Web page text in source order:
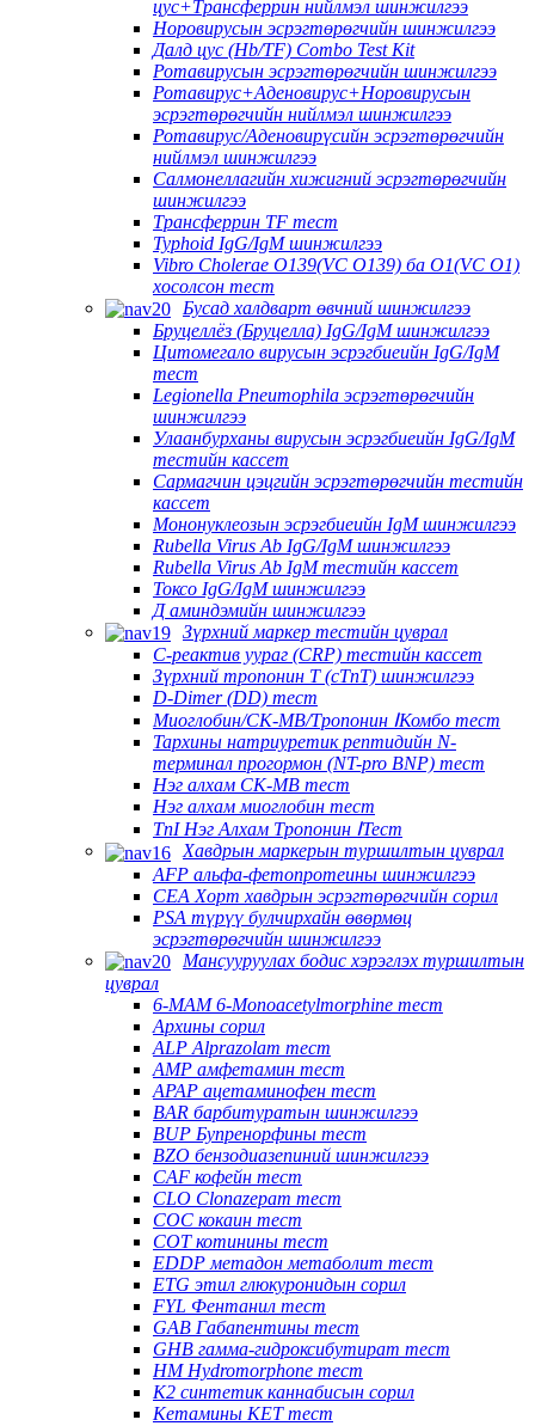
цус+Трансферрин нийлмэл шинжилгээ
Норовирусын эсрэгтөрөгчийн шинжилгээ
Далд цус (Hb/TF) Combo Test Kit
Ротавирусын эсрэгтөрөгчийн шинжилгээ
Ротавирус+Аденовирус+Норовирусын
эсрэгтөрөгчийн нийлмэл шинжилгээ
Ротавирус/Аденовирүсийн эсрэгтөрөгчийн
нийлмэл шинжилгээ
Салмонеллагийн хижигний эсрэгтөрөгчийн
шинжилгээ
Трансферрин TF тест
Typhoid IgG/IgM шинжилгээ
Vibro Cholerae O139(VC O139) ба O1(VC O1)
хосолсон тест
Бусад халдварт өвчний шинжилгээ
Бруцеллёз (Бруцелла) IgG/IgM шинжилгээ
Цитомегало вирусын эсрэгбиеийн IgG/IgM
тест
Legionella Pneumophila эсрэгтөрөгчийн
шинжилгээ
Улаанбурханы вирусын эсрэгбиеийн IgG/IgM
тестийн кассет
Сармагчин цэцгийн эсрэгтөрөгчийн тестийн
кассет
Мононуклеозын эсрэгбиеийн IgM шинжилгээ
Rubella Virus Ab IgG/IgM шинжилгээ
Rubella Virus Ab IgM тестийн кассет
Токсо IgG/IgM шинжилгээ
Д аминдэмийн шинжилгээ
Зүрхний маркер тестийн цуврал
C-реактив уураг (CRP) тестийн кассет
Зүрхний тропонин T (cTnT) шинжилгээ
D-Dimer (DD) тест
Миоглобин/CK-MB/Тропонин ⅠКомбо тест
Тархины натриуретик рептидийн N-
терминал прогормон (NT-pro BNP) тест
Нэг алхам CK-MB тест
Нэг алхам миоглобин тест
TnI Нэг Алхам Тропонин ⅠТест
Хавдрын маркерын туршилтын цуврал
AFP альфа-фетопротеины шинжилгээ
CEA Хорт хавдрын эсрэгтөрөгчийн сорил
PSA түрүү булчирхайн өвөрмөц
эсрэгтөрөгчийн шинжилгээ
Мансууруулах бодис хэрэглэх туршилтын
цуврал
6-MAM 6-Monoacetylmorphine тест
Архины сорил
ALP Alprazolam тест
AMP амфетамин тест
APAP ацетаминофен тест
BAR барбитуратын шинжилгээ
BUP Бупренорфины тест
BZO бензодиазепиний шинжилгээ
CAF кофейн тест
CLO Clonazepam тест
COC кокаин тест
COT котинины тест
EDDP метадон метаболит тест
ETG этил глюкуронидын сорил
FYL Фентанил тест
GAB Габапентины тест
GHB гамма-гидроксибутират тест
HM Hydromorphone тест
K2 синтетик каннабисын сорил
Кетамины KET тест